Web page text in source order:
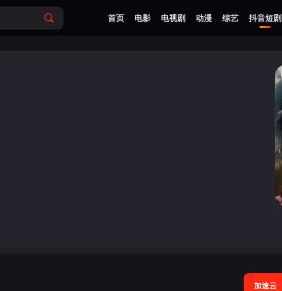
首页 电影 电视剧 动漫 综艺 抖音短剧
加速云